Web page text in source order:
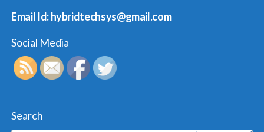
Email Id: hybridtechsys@gmail.com
Social Media
Search